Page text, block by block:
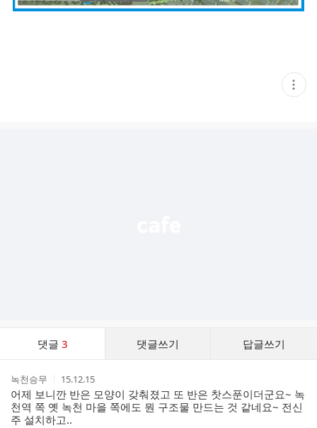
현
재
댓글 3 댓글쓰기 답글쓰기
작
성
자
녹천승무
작
성
시
간
15.12.15
어제 보니깐 반은 모양이 갖춰졌고 또 반은 찻스푼이더군요~ 녹
천역 쪽 옛 녹천 마을 쪽에도 뭔 구조물 만드는 것 같네요~ 전신
주 설치하고..